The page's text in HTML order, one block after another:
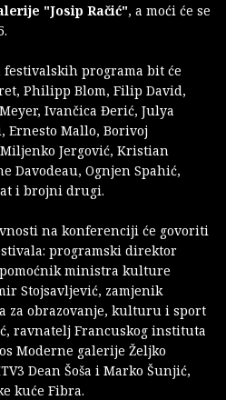
"Josip Račić", a moći će se
programa bit će
Philipp Blom, Filip David,
Ivančica Đerić, Julya
Ernesto Mallo, Borivoj
Jergović, Kristian
Davodeau, Ognjen Spahić,
i brojni drugi.
na konferenciji će govoriti
programski direktor
ministra kulture
Stojsavljević, zamjenik
za obrazovanje, kulturu i sport
ravnatelj Francuskog instituta
Moderne galerije Željko
Dean Šoša i Marko Šunjić,
kuće Fibra.